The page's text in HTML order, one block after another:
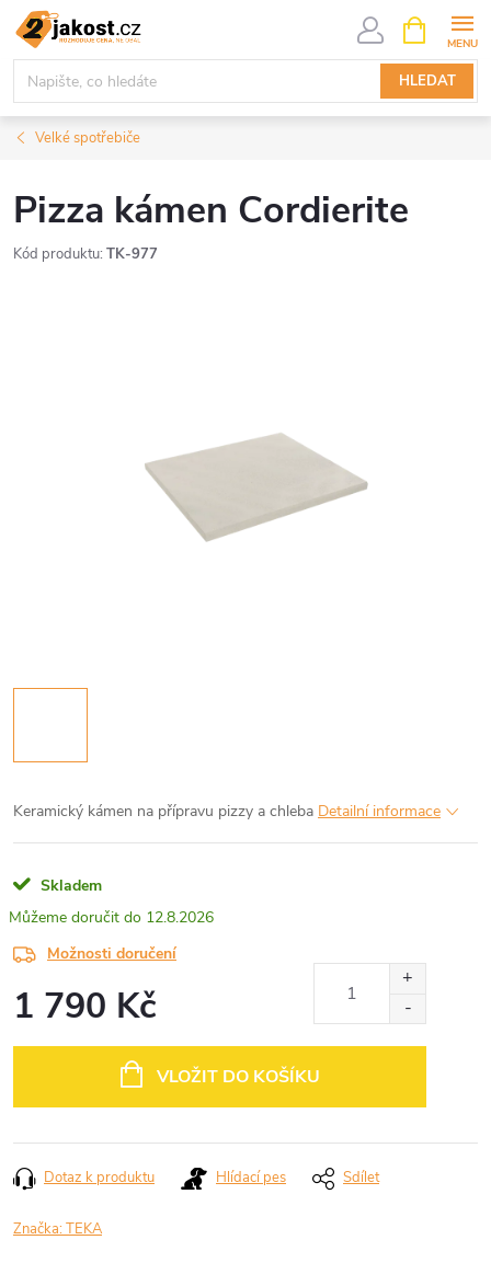
Přejít
obsah
HLEDAT
NÁKUPNÍ
KOŠÍK
Velké spotřebiče
Pizza kámen Cordierite
Kód produktu: TK-977
Keramický kámen na přípravu pizzy a chleba Detailní informace
Skladem
12.8.2026
Možnosti doručení
1 790 Kč
VLOŽIT DO KOŠÍKU
Dotaz k produktu Hlídací pes Sdílet
Značka:TEKA